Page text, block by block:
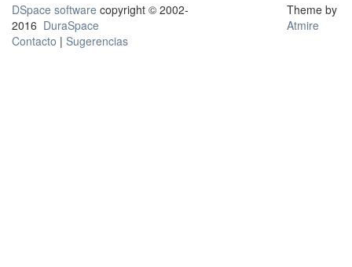
DSpace software copyright © 2002-
2016 DuraSpace
Contacto | Sugerencias
Theme by
Atmire